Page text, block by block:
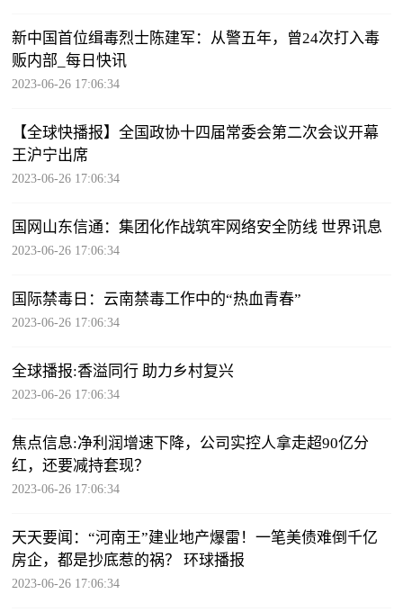
新中国首位缉毒烈士陈建军：从警五年，曾24次打入毒
贩内部_每日快讯
2023-06-26 17:06:34
【全球快播报】全国政协十四届常委会第二次会议开幕
王沪宁出席
2023-06-26 17:06:34
国网山东信通：集团化作战筑牢网络安全防线 世界讯息
2023-06-26 17:06:34
国际禁毒日：云南禁毒工作中的“热血青春”
2023-06-26 17:06:34
全球播报:香溢同行 助力乡村复兴
2023-06-26 17:06:34
焦点信息:净利润增速下降，公司实控人拿走超90亿分
红，还要减持套现？
2023-06-26 17:06:34
天天要闻：“河南王”建业地产爆雷！一笔美债难倒千亿
房企，都是抄底惹的祸？ 环球播报
2023-06-26 17:06:34